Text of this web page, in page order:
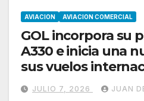
AVIACION AVIACION COMERCIAL
GOL incorpora su
A330 e inicia una
sus vuelos
JULIO 7, 2026 JUAN